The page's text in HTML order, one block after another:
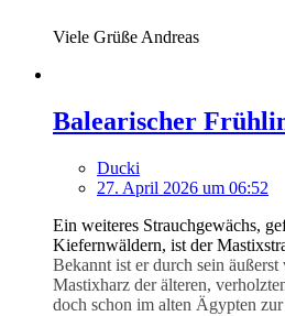
Viele Grüße Andreas
Balearischer
Ducki
27. April 2026 um 06:52
Ein weiteres Strauchgewächs,
Kiefernwäldern, ist der
Bekannt ist er durch sein
Mastixharz der älteren,
doch schon im alten Ägypten